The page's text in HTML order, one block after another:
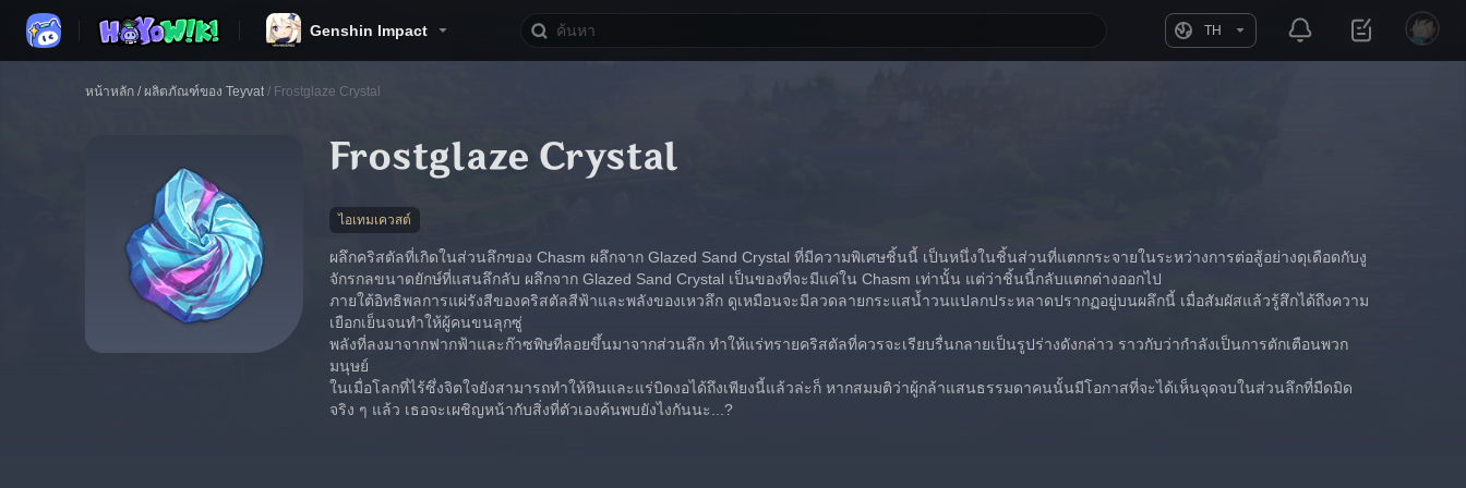
Genshin Impact TH
หน้าหลัก / ผลิตภัณฑ์ของ Teyvat / Frostglaze Crystal
Frostglaze Crystal
ไอเทมเควสต์
ผลึกคริสตัลที่เกิดในส่วนลึกของ Chasm ผลึกจาก Glazed Sand Crystal ที่มีความพิเศษชิ้นนี้ เป็นหนึ่งในชิ้นส่วนที่แตกกระจายในระหว่างการต่อสู้อย่างดุเดือดกับงู
จักรกลขนาดยักษ์ที่แสนลึกลับ ผลึกจาก Glazed Sand Crystal เป็นของที่จะมีแค่ใน Chasm เท่านั้น แต่ว่าชิ้นนี้กลับแตกต่างออกไป
ภายใต้อิทธิพลการแผ่รังสีของคริสตัลสีฟ้าและพลังของเหวลึก ดูเหมือนจะมีลวดลายกระแสน้ำวนแปลกประหลาดปรากฏอยู่บนผลึกนี้ เมื่อสัมผัสแล้วรู้สึกได้ถึงความ
เยือกเย็นจนทำให้ผู้คนขนลุกซู่
พลังที่ลงมาจากฟากฟ้าและก๊าซพิษที่ลอยขึ้นมาจากส่วนลึก ทำให้แร่ทรายคริสตัลที่ควรจะเรียบรื่นกลายเป็นรูปร่างดังกล่าว ราวกับว่ากำลังเป็นการตักเตือนพวก
มนุษย์
ในเมื่อโลกที่ไร้ซึ่งจิตใจยังสามารถทำให้หินและแร่บิดงอได้ถึงเพียงนี้แล้วล่ะก็ หากสมมติว่าผู้กล้าแสนธรรมดาคนนั้นมีโอกาสที่จะได้เห็นจุดจบในส่วนลึกที่มืดมิด
จริง ๆ แล้ว เธอจะเผชิญหน้ากับสิ่งที่ตัวเองค้นพบยังไงกันนะ...?